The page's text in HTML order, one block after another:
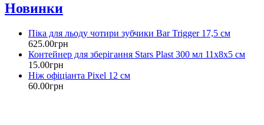
Новинки
Піка для льоду чотири зубчики Bar Trigger 17,5 см
625.00грн
Контейнер для зберігання Stars Plast 300 мл 11х8х5 см
15.00грн
Ніж офіціанта Pixel 12 см
60.00грн